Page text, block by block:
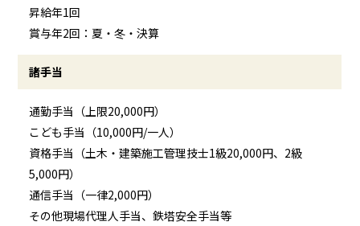
昇給年1回
賞与年2回：夏・冬・決算
諸手当
通勤手当（上限20,000円）
こども手当（10,000円/一人）
資格手当（土木・建築施工管理技士1級20,000円、2級
5,000円）
通信手当（一律2,000円）
その他現場代理人手当、鉄塔安全手当等